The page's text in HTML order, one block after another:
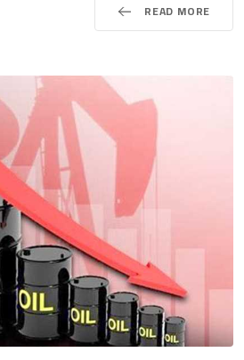
READ MORE